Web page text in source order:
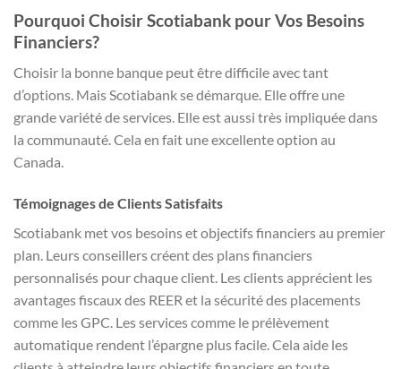
Pourquoi Choisir Scotiabank pour Vos Besoins
Financiers?
Choisir la bonne banque peut être difficile avec tant
d’options. Mais Scotiabank se démarque. Elle offre une
grande variété de services. Elle est aussi très impliquée dans
la communauté. Cela en fait une excellente option au
Canada.
Témoignages de Clients Satisfaits
Scotiabank met vos besoins et objectifs financiers au premier
plan. Leurs conseillers créent des plans financiers
personnalisés pour chaque client. Les clients apprécient les
avantages fiscaux des REER et la sécurité des placements
comme les GPC. Les services comme le prélèvement
automatique rendent l’épargne plus facile. Cela aide les